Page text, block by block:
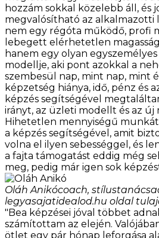
hozzám sokkal közelebb áll, és
megvalósítható az
nem egy régóta működő, profi
lebegett elérhetetlen
hanem egy olyan
modellje, aki pont azokkal a
szembesül nap, mint nap, mint
képzetség hiánya, idő, pénz és
képzés segítségével
irányt, az üzleti modellt és az új
Hihetetlen mennyiségű
a képzés segítségével, amit
volna el ilyen sebességgel, és
a fajta támogatást eddig még
meg, pedig már igen sok
Oláh Anikócoach,
legyasajatidealod.hu oldal
"Bea képzései jóval többet
számítottam az elején.
ötlet egy pár hónap leforgása